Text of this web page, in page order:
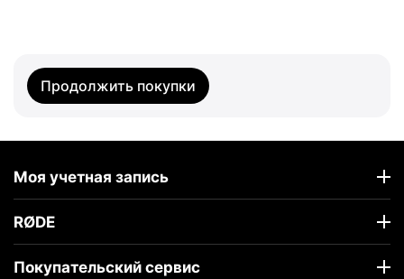
Продолжить покупки
Моя учетная запись
RØDE
Покупательский сервис